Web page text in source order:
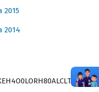
2015
2014